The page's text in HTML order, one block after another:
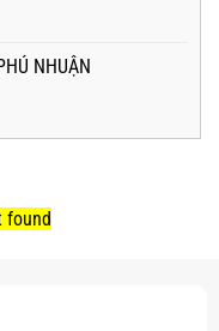
NHUẬN
found